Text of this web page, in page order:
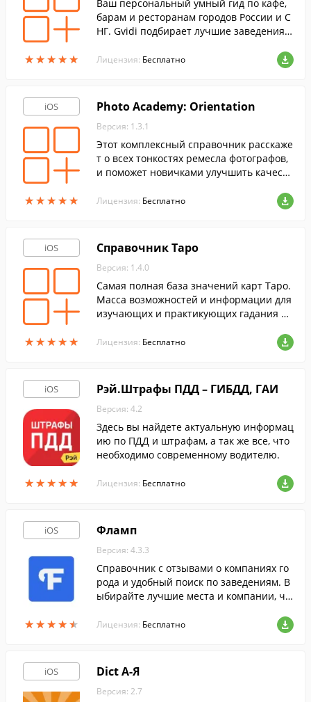
★★★★★
★★★★★
Ваш персональный умный гид по кафе,
барам и ресторанам городов России и С
НГ. Gvidi подбирает лучшие заведения п
альные рекомендации, куда сходить.
Лицензия: Бесплатно
iOS
★★★★★
★★★★★
Photo Academy: Orientation
Версия: 1.3.1
Этот комплексный справочник расскаже
т о всех тонкостях ремесла фотографов,
и поможет новичками улучшить качеств
Лицензия: Бесплатно
iOS
★★★★★
★★★★★
Справочник Таро
Версия: 1.4.0
Самая полная база значений карт Таро.
Масса возможностей и информации для
изучающих и практикующих гадания на
Лицензия: Бесплатно
iOS
★★★★★
★★★★★
Рэй.Штрафы ПДД – ГИБДД, ГАИ
Версия: 4.2
Здесь вы найдете актуальную информац
ию по ПДД и штрафам, а так же все, что
необходимо современному водителю.
Лицензия: Бесплатно
iOS
★★★★★
★★★★★
Фламп
Версия: 4.3.3
Справочник с отзывами о компаниях го
рода и удобный поиск по заведениям. В
ыбирайте лучшие места и компании, чи
пытом откуда угодно.
Лицензия: Бесплатно
iOS Dict А-Я
Версия: 2.7